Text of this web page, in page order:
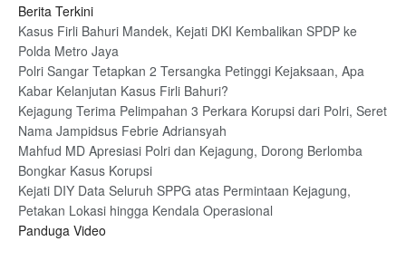
Berita Terkini
Kasus Firli Bahuri Mandek, Kejati DKI Kembalikan SPDP ke
Polda Metro Jaya
Polri Sangar Tetapkan 2 Tersangka Petinggi Kejaksaan, Apa
Kabar Kelanjutan Kasus Firli Bahuri?
Kejagung Terima Pelimpahan 3 Perkara Korupsi dari Polri, Seret
Nama Jampidsus Febrie Adriansyah
Mahfud MD Apresiasi Polri dan Kejagung, Dorong Berlomba
Bongkar Kasus Korupsi
Kejati DIY Data Seluruh SPPG atas Permintaan Kejagung,
Petakan Lokasi hingga Kendala Operasional
Panduga Video